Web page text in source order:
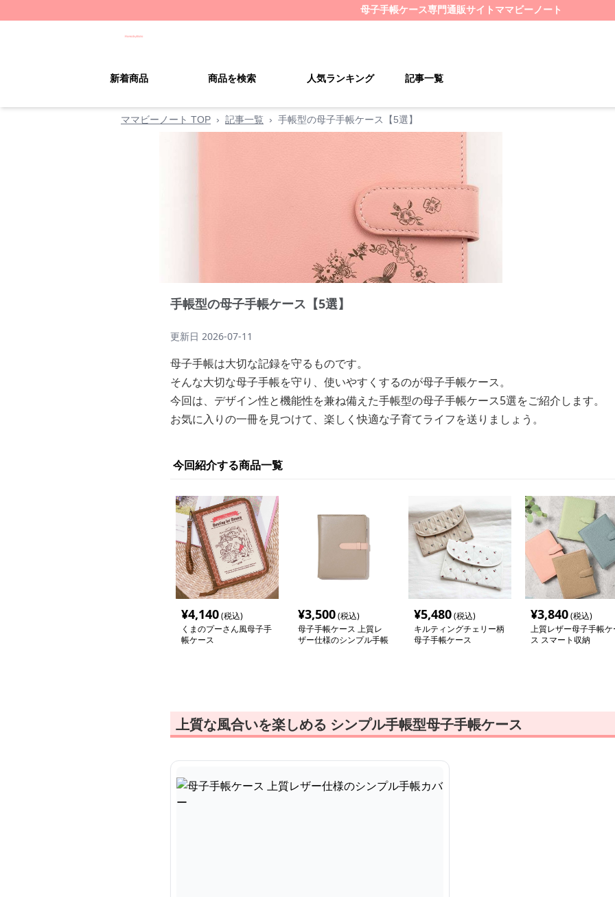
母子手帳ケース専門通販サイト ママビーノート
新着商品 商品を検索 人気ランキング 記事一覧
ママビーノート TOP › 記事一覧 › 手帳型の母子手帳ケース【5選】
手帳型の母子手帳ケース【5選】
更新日 2026-07-11
母子手帳は大切な記録を守るものです。
そんな大切な母子手帳を守り、使いやすくするのが母子手帳ケース。
今回は、デザイン性と機能性を兼ね備えた手帳型の母子手帳ケース5選をご紹介します。
お気に入りの一冊を見つけて、楽しく快適な子育てライフを送りましょう。
今回紹介する商品一覧
¥4,140(税込)
くまのプーさん風母子手
帳ケース
¥3,500(税込)
母子手帳ケース 上質レ
ザー仕様のシンプル手帳
¥5,480(税込)
キルティングチェリー柄
母子手帳ケース
¥3,840(税込)
上質レザー母子手帳ケ
ス スマート収納
上質な風合いを楽しめる シンプル手帳型母子手帳ケース